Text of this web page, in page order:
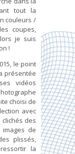
tout la
couleurs /
coupes,
je suis
!
le point
présentée
vidéos
choisi de
avec
clichés des
de
plissés,
la